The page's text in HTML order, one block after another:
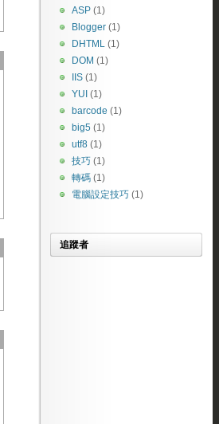
ASP (1)
Blogger (1)
DHTML (1)
DOM (1)
IIS (1)
YUI (1)
barcode (1)
big5 (1)
utf8 (1)
技巧 (1)
轉碼 (1)
電腦設定技巧 (1)
追蹤者